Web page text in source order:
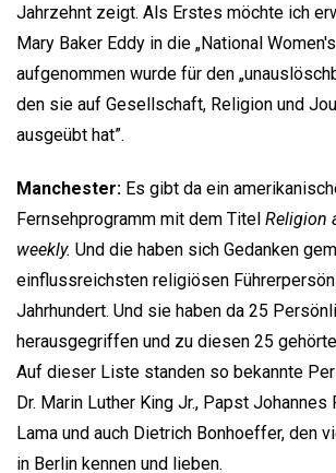
Jahrzehnt zeigt. Als Erstes möchte ich
Mary Baker Eddy in die „National
aufgenommen wurde für den
den sie auf Gesellschaft, Religion und
ausgeübt hat”.
Manchester: Es gibt da ein
Fernsehprogramm mit dem Titel Religion
weekly. Und die haben sich Gedanken
einflussreichsten religiösen
Jahrhundert. Und sie haben da 25
herausgegriffen und zu diesen 25
Auf dieser Liste standen so bekannte
Dr. Marin Luther King Jr., Papst Johannes
Lama und auch Dietrich Bonhoeffer, den
in Berlin kennen und lieben.